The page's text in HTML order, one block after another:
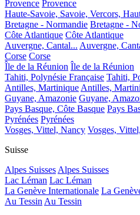
Provence Provence
Haute-Savoie, Savoie, Vercors,
Bretagne - Normandie Bretagne -
Côte Atlantique Côte Atlantique
Auvergne, Cantal... Auvergne,
Corse Corse
Île de la Réunion Île de la Réunion
Tahiti, Polynésie Française Tahiti,
Antilles, Martinique Antilles,
Guyane, Amazonie Guyane,
Pays Basque, Côte Basque Pays
Pyrénées Pyrénées
Vosges, Vittel, Nancy Vosges,
Suisse
Alpes Suisses Alpes Suisses
Lac Léman Lac Léman
La Genève Internationale La
Au Tessin Au Tessin